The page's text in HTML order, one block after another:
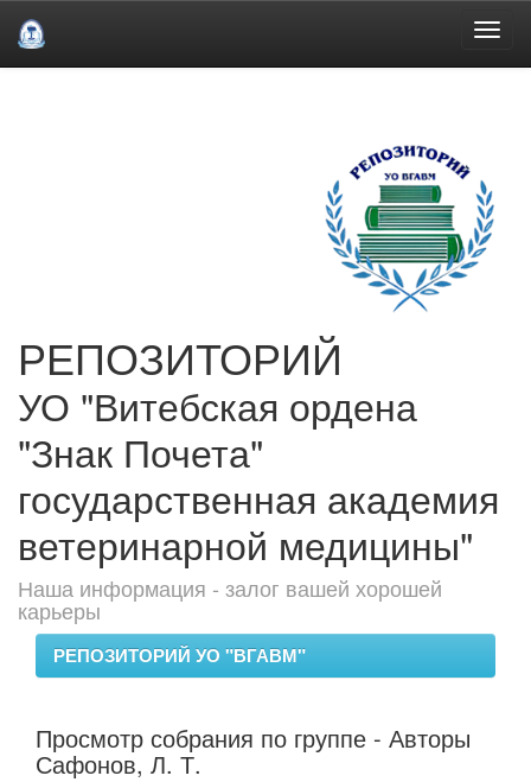
РЕПОЗИТОРИЙ
УО "Витебская ордена
"Знак Почета"
государственная академия
ветеринарной медицины"
Наша информация - залог вашей хорошей
карьеры
РЕПОЗИТОРИЙ УО "ВГАВМ"
Просмотр собрания по группе - Авторы
Сафонов, Л. Т.